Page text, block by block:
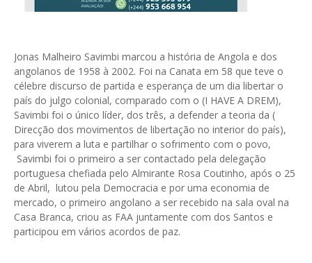
Jonas Malheiro Savimbi marcou a história de Angola e dos
angolanos de 1958 à 2002. Foi na Canata em 58 que teve o
célebre discurso de partida e esperança de um dia libertar o
país do julgo colonial, comparado com o (I HAVE A DREM),
Savimbi foi o único líder, dos três, a defender a teoria da (
Direcção dos movimentos de libertação no interior do país),
para viverem a luta e partilhar o sofrimento com o povo,
Savimbi foi o primeiro a ser contactado pela delegação
portuguesa chefiada pelo Almirante Rosa Coutinho, após o 25
de Abril, lutou pela Democracia e por uma economia de
mercado, o primeiro angolano a ser recebido na sala oval na
Casa Branca, criou as FAA juntamente com dos Santos e
participou em vários acordos de paz.